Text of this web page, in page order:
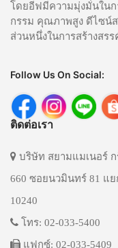
โดยอีฟมีความมุ่งมั่นใน
กรรม คุณภาพสูง ดีไซน์ส
ส่วนหนึ่งในการสร้างสร
Follow Us On Social:
ติดต่อเรา
บริษัท สยามแมเนอร์
660 ซอยนวมินทร์ 81 แ
10240
โทร: 02-033-5400
แฟกซ์: 02-033-5409